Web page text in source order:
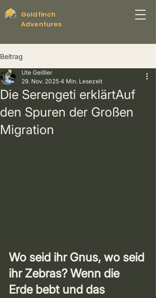
Goldfinch
Adventures
Beitrag
Die Serengeti erklärtAuf
den Spuren der Großen
Migration
Ute Geißler
29. Nov. 2025 4 Min. Lesezeit
Wo seid ihr Gnus, wo seid
ihr Zebras? Wenn die
Erde bebt und das